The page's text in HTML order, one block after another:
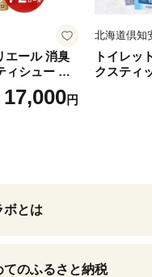
エール 消臭
ィシュー し
シュクリア
ロール×6パ
17,000円
北海道倶知
トイレッ
クスティ
回 日本
常備品
ボとは
てのふるさと納税